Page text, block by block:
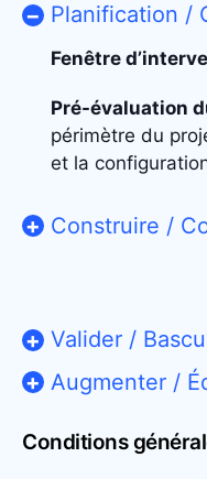
Planification /
Fenêtre
Pré-évaluation
périmètre du
et la
Construire /
Valider /
Augmenter /
Conditions